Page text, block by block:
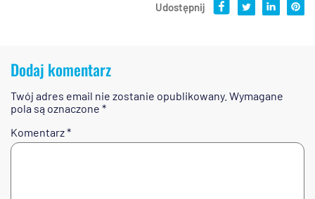
Udostępnij
Dodaj komentarz
Twój adres email nie zostanie opublikowany. Wymagane
pola są oznaczone *
Komentarz*